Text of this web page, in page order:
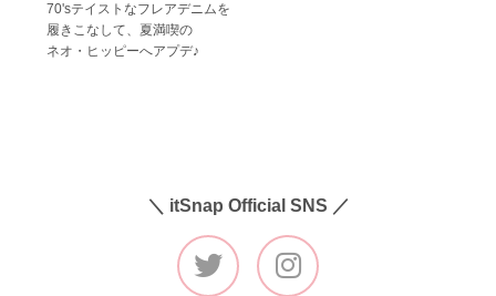
70'sテイストなフレアデニムを
履きこなして、夏満喫の
ネオ・ヒッピーへアプデ♪
＼ itSnap Official SNS ／